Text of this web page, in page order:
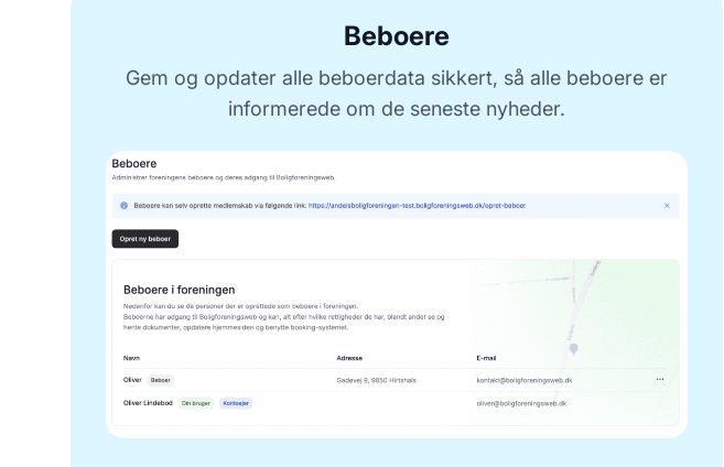
Beboere
Gem og opdater alle beboerdata sikkert, så alle beboere er
informerede om de seneste nyheder.